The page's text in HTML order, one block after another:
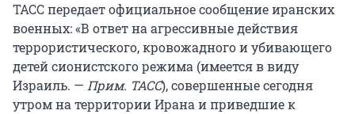
ТАСС передает официальное сообщение иранских
военных: «В ответ на агрессивные действия
террористического, кровожадного и убивающего
детей сионистского режима (имеется в виду
Израиль. — Прим. ТАСС), совершенные сегодня
утром на территории Ирана и приведшие к